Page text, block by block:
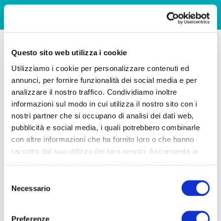
Questo sito web utilizza i cookie
Utilizziamo i cookie per personalizzare contenuti ed
annunci, per fornire funzionalità dei social media e per
analizzare il nostro traffico. Condividiamo inoltre
informazioni sul modo in cui utilizza il nostro sito con i
nostri partner che si occupano di analisi dei dati web,
pubblicità e social media, i quali potrebbero combinarle
con altre informazioni che ha fornito loro o che hanno
raccolto dal suo utilizzo dei loro servizi. Acconsenta ai
delNecessario
Preferenze